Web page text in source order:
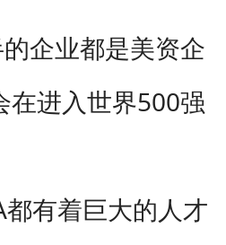
企业都是美资企
在进入世界500强
有着巨大的人才